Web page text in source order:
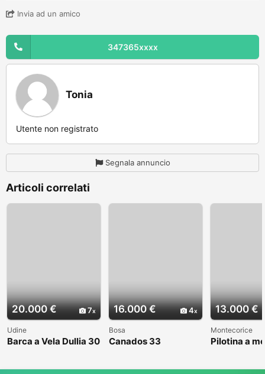
Invia ad un amico
347365xxxx
Tonia
Utente non registrato
Segnala annuncio
Articoli correlati
20.000 € 7
Udine
Barca a Vela Dullia 30
16.000 € 4
Bosa
Canados 33
13.000 €
Montecorice
Pilotina a